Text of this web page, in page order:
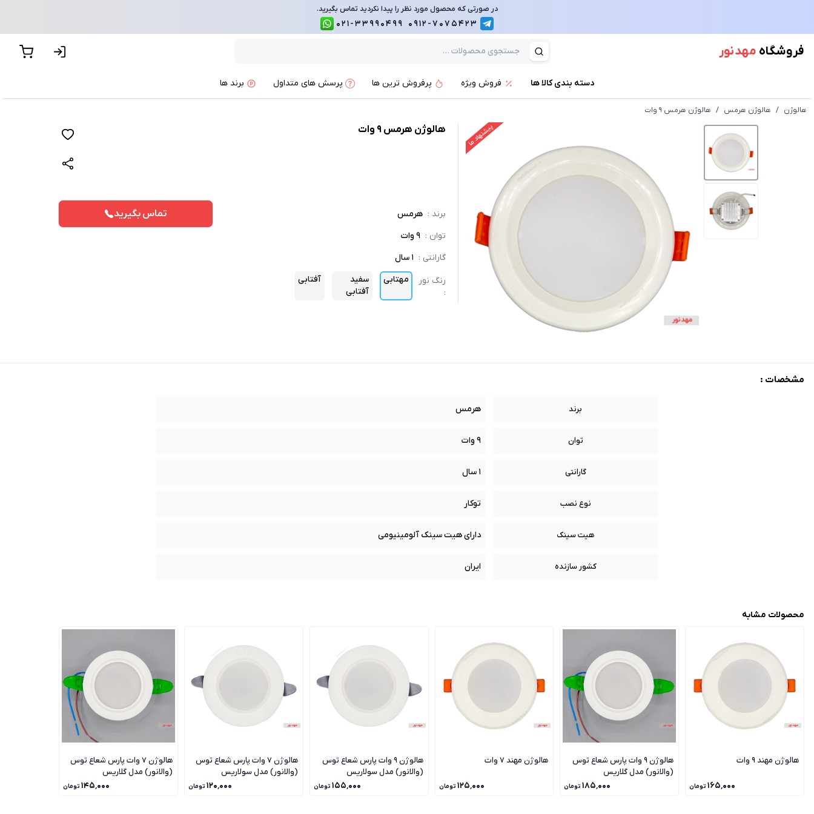
در صورتی که محصول مورد نظر را پیدا نکردید تماس بگیرید.
0912-7075423
021-33990499
فروشگاه مهد نور
دسته بندی کالا ها فروش ویژه پرفروش ترین ها پرسش های متداول برند ها
هالوژن / هالوژن هرمس / هالوژن هرمس 9 وات
پیشنهاد ما هالوژن هرمس 9 وات
تماس بگیرید برند : هرمس
توان : 9 وات
گارانتی : 1 سال
رنگ نور
:
مهتابی
سفید
آفتابی
آفتابی
مشخصات :
برند هرمس
توان 9 وات
گارانتی 1 سال
نوع نصب توکار
هیت سینک دارای هیت سینک آلومینیومی
کشور سازنده ایران
محصولات مشابه
هالوژن مهند 9 وات
۱۶۵٬۰۰۰ تومان
هالوژن 9 وات پارس شعاع توس
(والانور) مدل گلاریس
۱۸۵٬۰۰۰ تومان
هالوژن مهند 7 وات
۱۲۵٬۰۰۰ تومان
هالوژن 9 وات پارس شعاع توس
(والانور) مدل سولاریس
۱۵۵٬۰۰۰ تومان
هالوژن 7 وات پارس شعاع توس
(والانور) مدل سولاریس
۱۲۰٬۰۰۰ تومان
هالوژن 7 وات پارس شعاع توس
(والانور) مدل گلاریس
۱۴۵٬۰۰۰ تومان